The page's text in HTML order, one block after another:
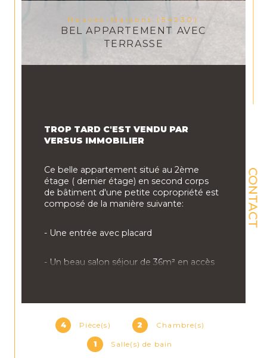
CONTACT
Neuves-Maisons (54230)
BEL APPARTEMENT AVEC
TERRASSE
4 Pièce(s) 2 Chambre(s)
1 Salle(s) de bain
TROP TARD C'EST VENDU PAR
VERSUS IMMOBILIER
Ce belle appartement situé au 2ème
étage ( dernier étage) en second corps
de bâtiment d'une petite copropriété est
composé de la manière suivante:
- Une entrée avec placard
- Un beau salon séjour de 36m² en accès
- Une cuisine semi ouverte de 14m²
- 2 chambres de 13m² et 15 m²